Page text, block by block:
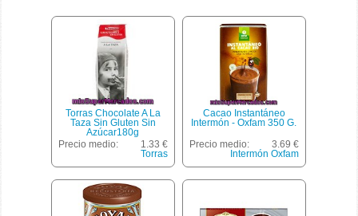
Torras Chocolate A La
Taza Sin Gluten Sin
Azúcar180g
Precio medio:
1.33 €
Torras
Cacao Instantáneo
Intermón - Oxfam 350 G.
Precio medio:
3.69 €
Intermón Oxfam